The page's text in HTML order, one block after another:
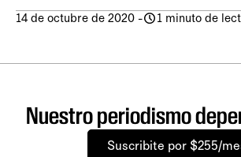
14 de octubre de 2020 - 1 minuto de
Nuestro periodismo
Suscribite por $255/